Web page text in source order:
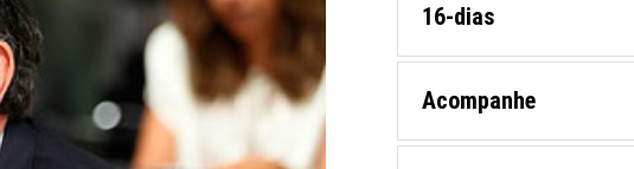
16-dias
Acompanhe